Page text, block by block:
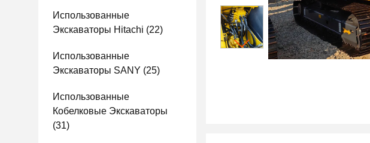
Использованные
Экскаваторы Hitachi (22)
Использованные
Экскаваторы SANY (25)
Использованные
Кобелковые Экскаваторы
(31)